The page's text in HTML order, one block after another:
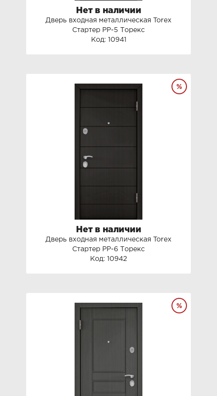
Нет в наличии
Дверь входная металлическая Torex
Стартер PP-5 Торекс
Код: 10941
Нет в наличии
Дверь входная металлическая Torex
Стартер PP-6 Торекс
Код: 10942